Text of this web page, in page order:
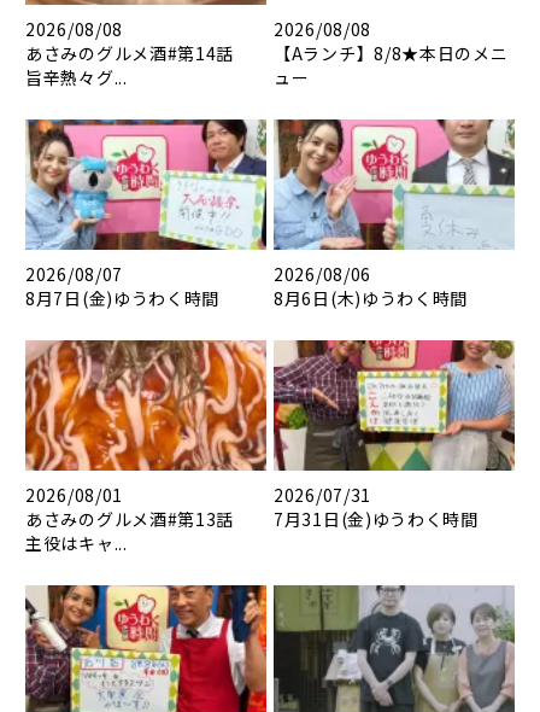
2026/08/08
あさみのグルメ酒#第14話
旨辛熱々グ...
2026/08/08
【Aランチ】8/8★本日のメニ
ュー
2026/08/07
8月7日(金)ゆうわく時間
2026/08/06
8月6日(木)ゆうわく時間
2026/08/01
あさみのグルメ酒#第13話
主役はキャ...
2026/07/31
7月31日(金)ゆうわく時間